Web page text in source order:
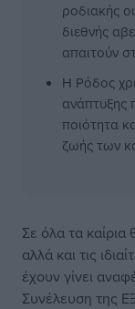
ροδιακής
διεθνής
απαιτούν
Η Ρόδος
ανάπτυξης
ποιότητα
ζωής των
Σε όλα τα καίρια
αλλά και τις
έχουν γίνει
Συνέλευση της